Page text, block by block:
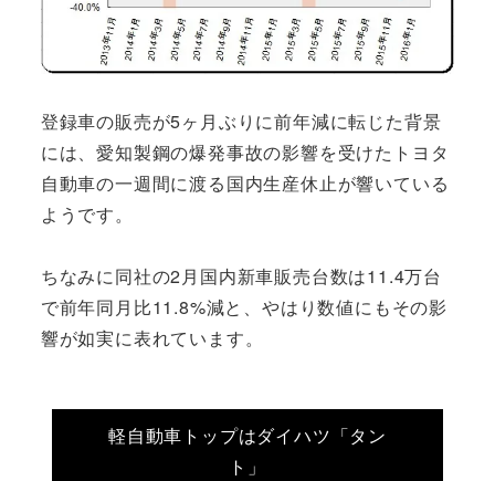
登録車の販売が5ヶ月ぶりに前年減に転じた背景
には、愛知製鋼の爆発事故の影響を受けたトヨタ
自動車の一週間に渡る国内生産休止が響いている
ようです。
ちなみに同社の2月国内新車販売台数は11.4万台
で前年同月比11.8%減と、やはり数値にもその影
響が如実に表れています。
軽自動車トップはダイハツ「タン
ト」